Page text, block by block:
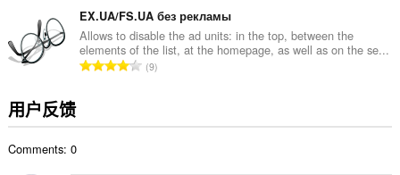
分
次
数
：
EX.UA/FS.UA без рекламы
Allows to disable the ad units: in the top, between the
elements of the list, at the homepage, as well as on the se...
总
9
用户反馈
Comments: 0